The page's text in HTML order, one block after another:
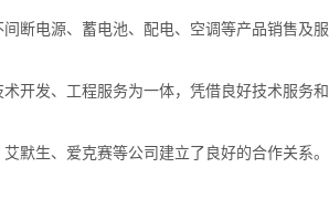
间断电源、蓄电池、配电、空调等产品销售及
开发、工程服务为一体，凭借良好技术服务
艾默生、爱克赛等公司建立了良好的合作关系